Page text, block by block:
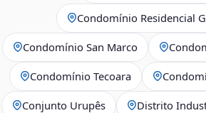
Condomínio Residencial
Condomínio San Marco
Condomínio Tecoara
Conjunto Urupês Distrito